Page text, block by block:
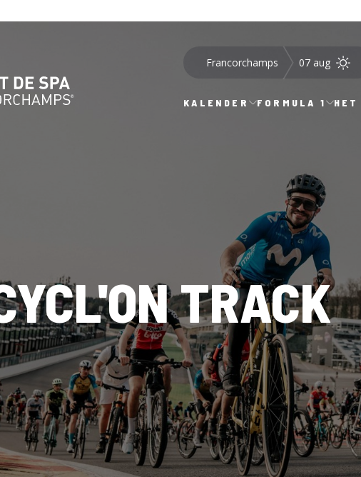
Francorchamps 07 aug
KALENDER FORMULA 1
TRACK